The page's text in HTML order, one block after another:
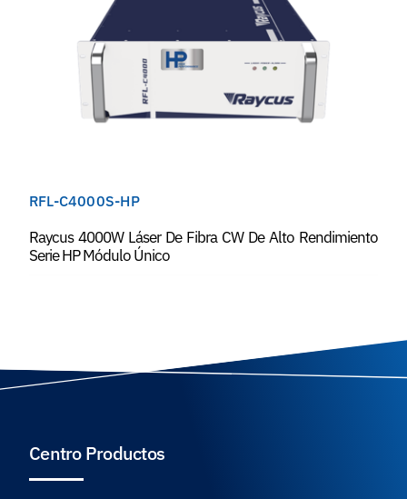
RFL-C4000S-HP
Raycus 4000W Láser De Fibra CW De Alto Rendimiento
Serie HP Módulo Único
Centro Productos